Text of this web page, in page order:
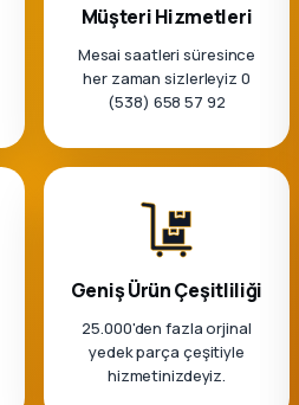
Müşteri Hizmetleri
Mesai saatleri süresince
her zaman sizlerleyiz 0
(538) 658 57 92
Geniş Ürün Çeşitliliği
25.000'den fazla orjinal
yedek parça çeşitiyle
hizmetinizdeyiz.